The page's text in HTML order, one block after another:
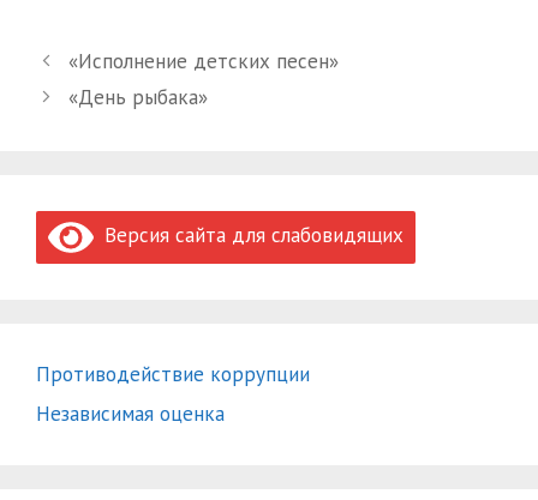
«Исполнение детских песен»
«День рыбака»
Версия сайта для слабовидящих
Противодействие коррупции
Независимая оценка